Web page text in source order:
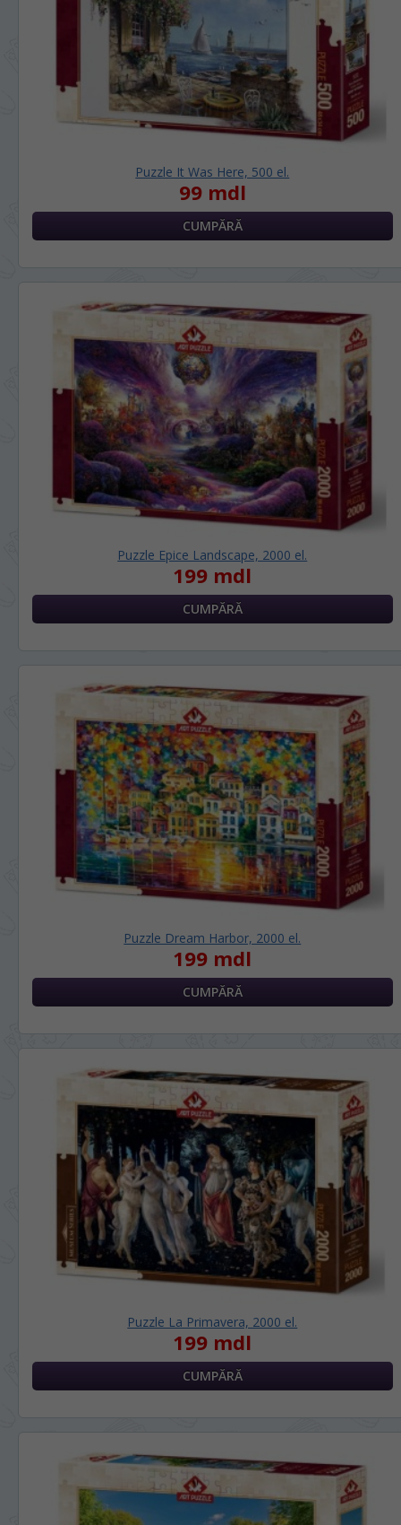
Puzzle It Was Here, 500 el.
99 mdl
Puzzle Epice Landscape, 2000 el.
199 mdl
Puzzle Dream Harbor, 2000 el.
199 mdl
Puzzle La Primavera, 2000 el.
199 mdl